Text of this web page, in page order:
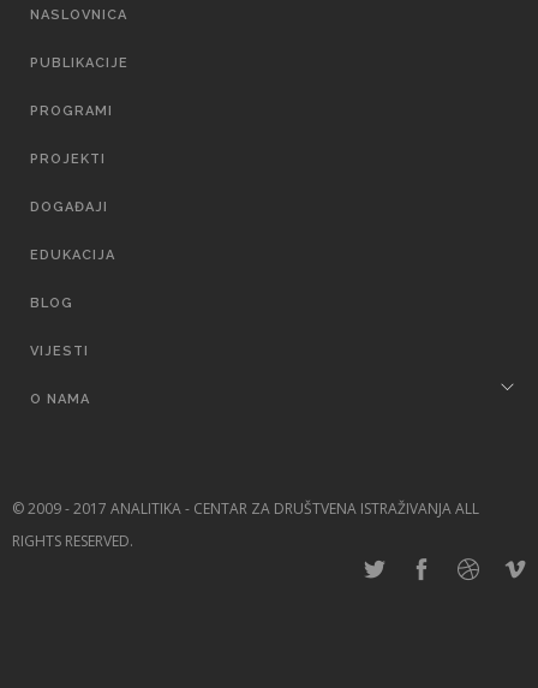
MAIN
NASLOVNICA
PUBLIKACIJE
PROGRAMI
PROJEKTI
DOGAĐAJI
EDUKACIJA
BLOG
VIJESTI
O NAMA
© 2009 - 2017 ANALITIKA - CENTAR ZA DRUŠTVENA ISTRAŽIVANJA ALL
RIGHTS RESERVED.